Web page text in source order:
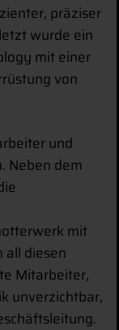
präziser
wurde ein
mit einer
von
und
Neben dem
mit
all diesen
Mitarbeiter,
unverzichtbar,